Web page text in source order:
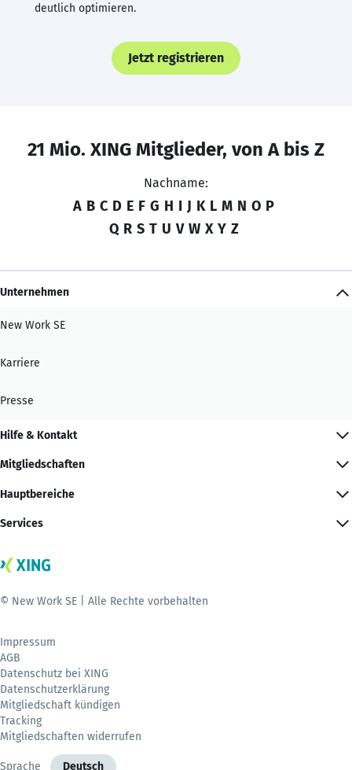
deutlich optimieren.
Jetzt registrieren
21 Mio. XING Mitglieder, von A bis Z
Nachname:
A B C D E F G H I J K L M N O P
Q R S T U V W X Y Z
Unternehmen
New Work SE
Karriere
Presse
Hilfe & Kontakt
Mitgliedschaften
Hauptbereiche
Services
© New Work SE | Alle Rechte vorbehalten
Impressum
AGB
Datenschutz bei XING
Datenschutzerklärung
Mitgliedschaft kündigen
Tracking
Mitgliedschaften widerrufen
Sprache Deutsch